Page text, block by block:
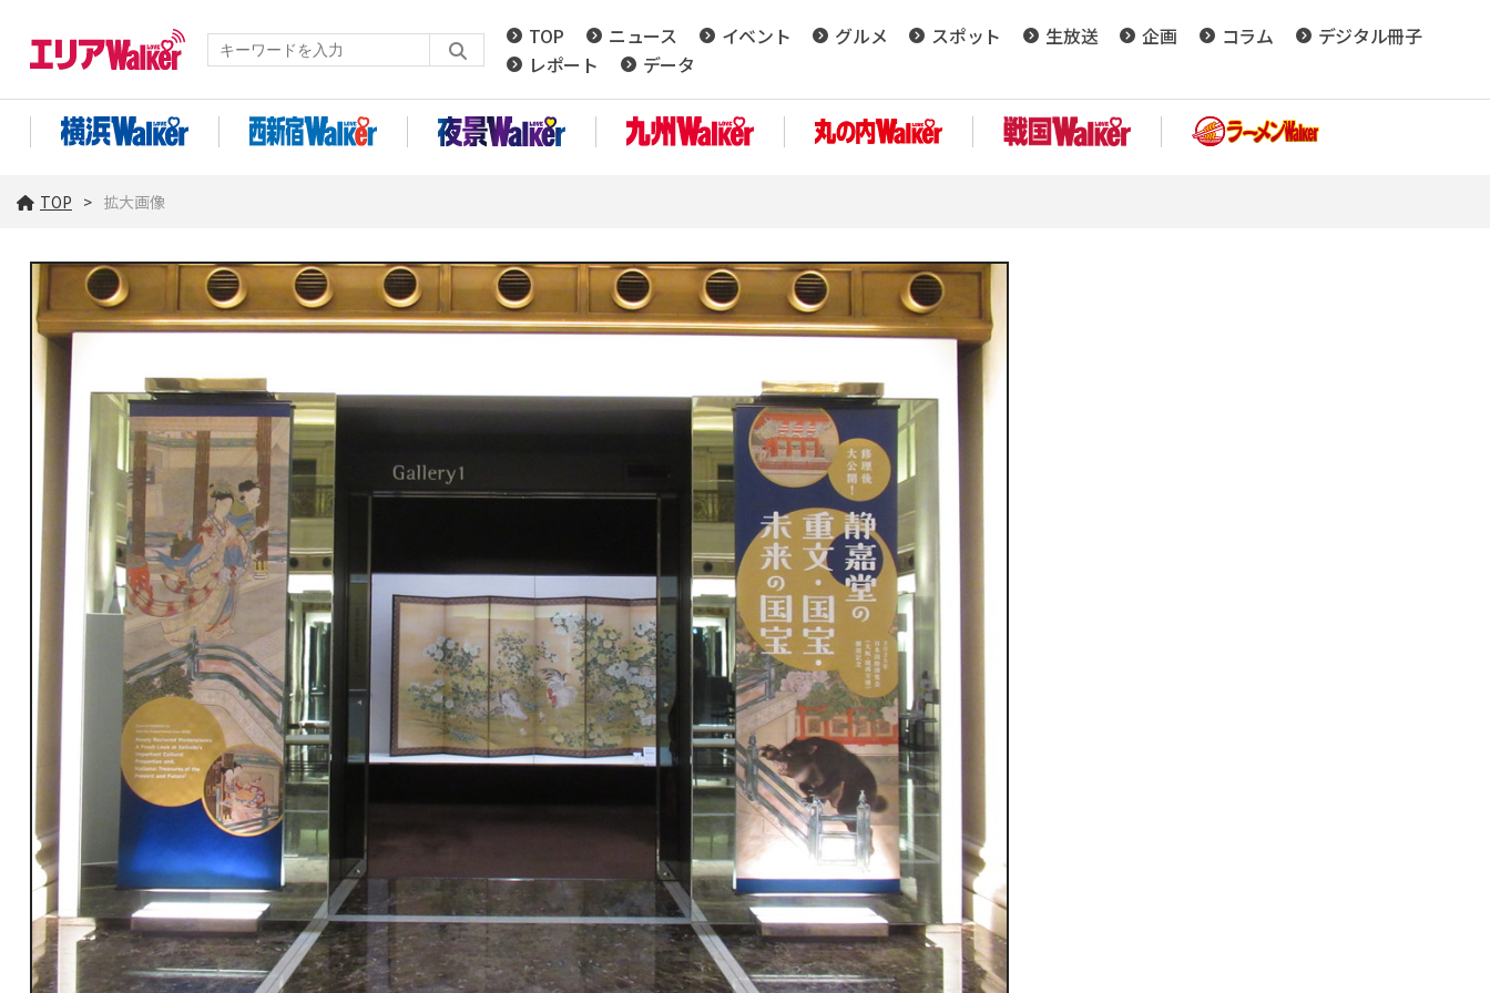
TOP ニュース イベント グルメ スポット 生放送 企画 コラム
デジタル冊子
レポート
データ
TOP 拡大画像